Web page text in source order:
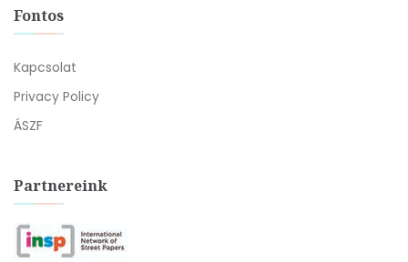
Fontos
Kapcsolat
Privacy Policy
ÁSZF
Partnereink